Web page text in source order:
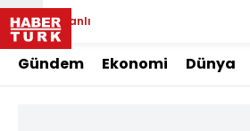
Canlı
Gündem Ekonomi Dünya